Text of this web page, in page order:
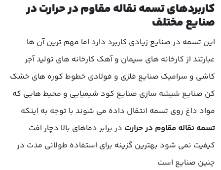
کاربردهای تسمه نقاله مقاوم در حرارت در
صنایع مختلف
این تسمه در صنایع زیادی کاربرد دارد اما مهم ترین آن ها
عبارتند از کارخانه های سیمان و آهک کارخانه های تولید آجر
کاشی و سرامیک صنایع فلزی و فولادی خطوط کوره های خشک
کن صنایع شیشه سازی صنایع کود شیمیایی و محیط هایی که
مواد داغ روی تسمه انتقال داده می شوند با توجه به اینکه
تسمه نقاله مقاوم در حرارت در برابر دماهای بالا دچار افت
کیفیت نمی شود بهترین گزینه برای استفاده طولانی مدت در
چنین صنایع است